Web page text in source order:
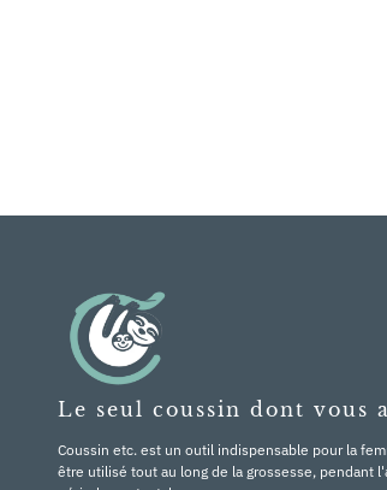
Le seul coussin dont vous
Coussin etc. est un outil indispensable pour la
être utilisé tout au long de la grossesse, pendant